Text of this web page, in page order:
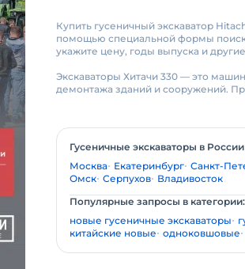
Купить гусеничный экскаватор
помощью специальной формы
укажите цену, годы выпуска и
Экскаваторы Хитачи 330 — это
демонтажа зданий и сооружений.
Гусеничные экскаваторы в России
Москва Екатеринбург Санкт-
Омск Серпухов Владивосток
Популярные запросы в категории:
новые гусеничные экскаваторы
китайские новые одноковшовые